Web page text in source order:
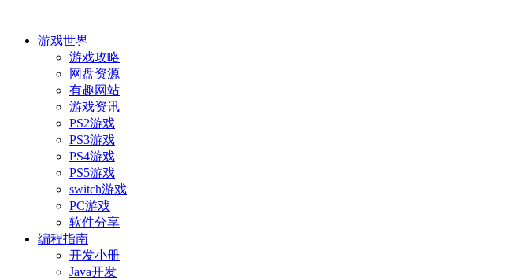
游戏世界
游戏攻略
网盘资源
有趣网站
游戏资讯
PS2游戏
PS3游戏
PS4游戏
PS5游戏
switch游戏
PC游戏
软件分享
编程指南
开发小册
Java开发